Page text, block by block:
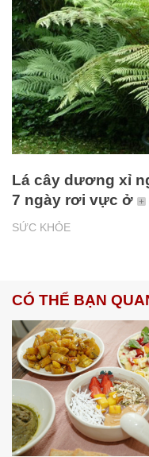
SỨC KHỎE
Lá cây dương xỉ
7 ngày rơi vực ở
CÓ THỂ BẠN